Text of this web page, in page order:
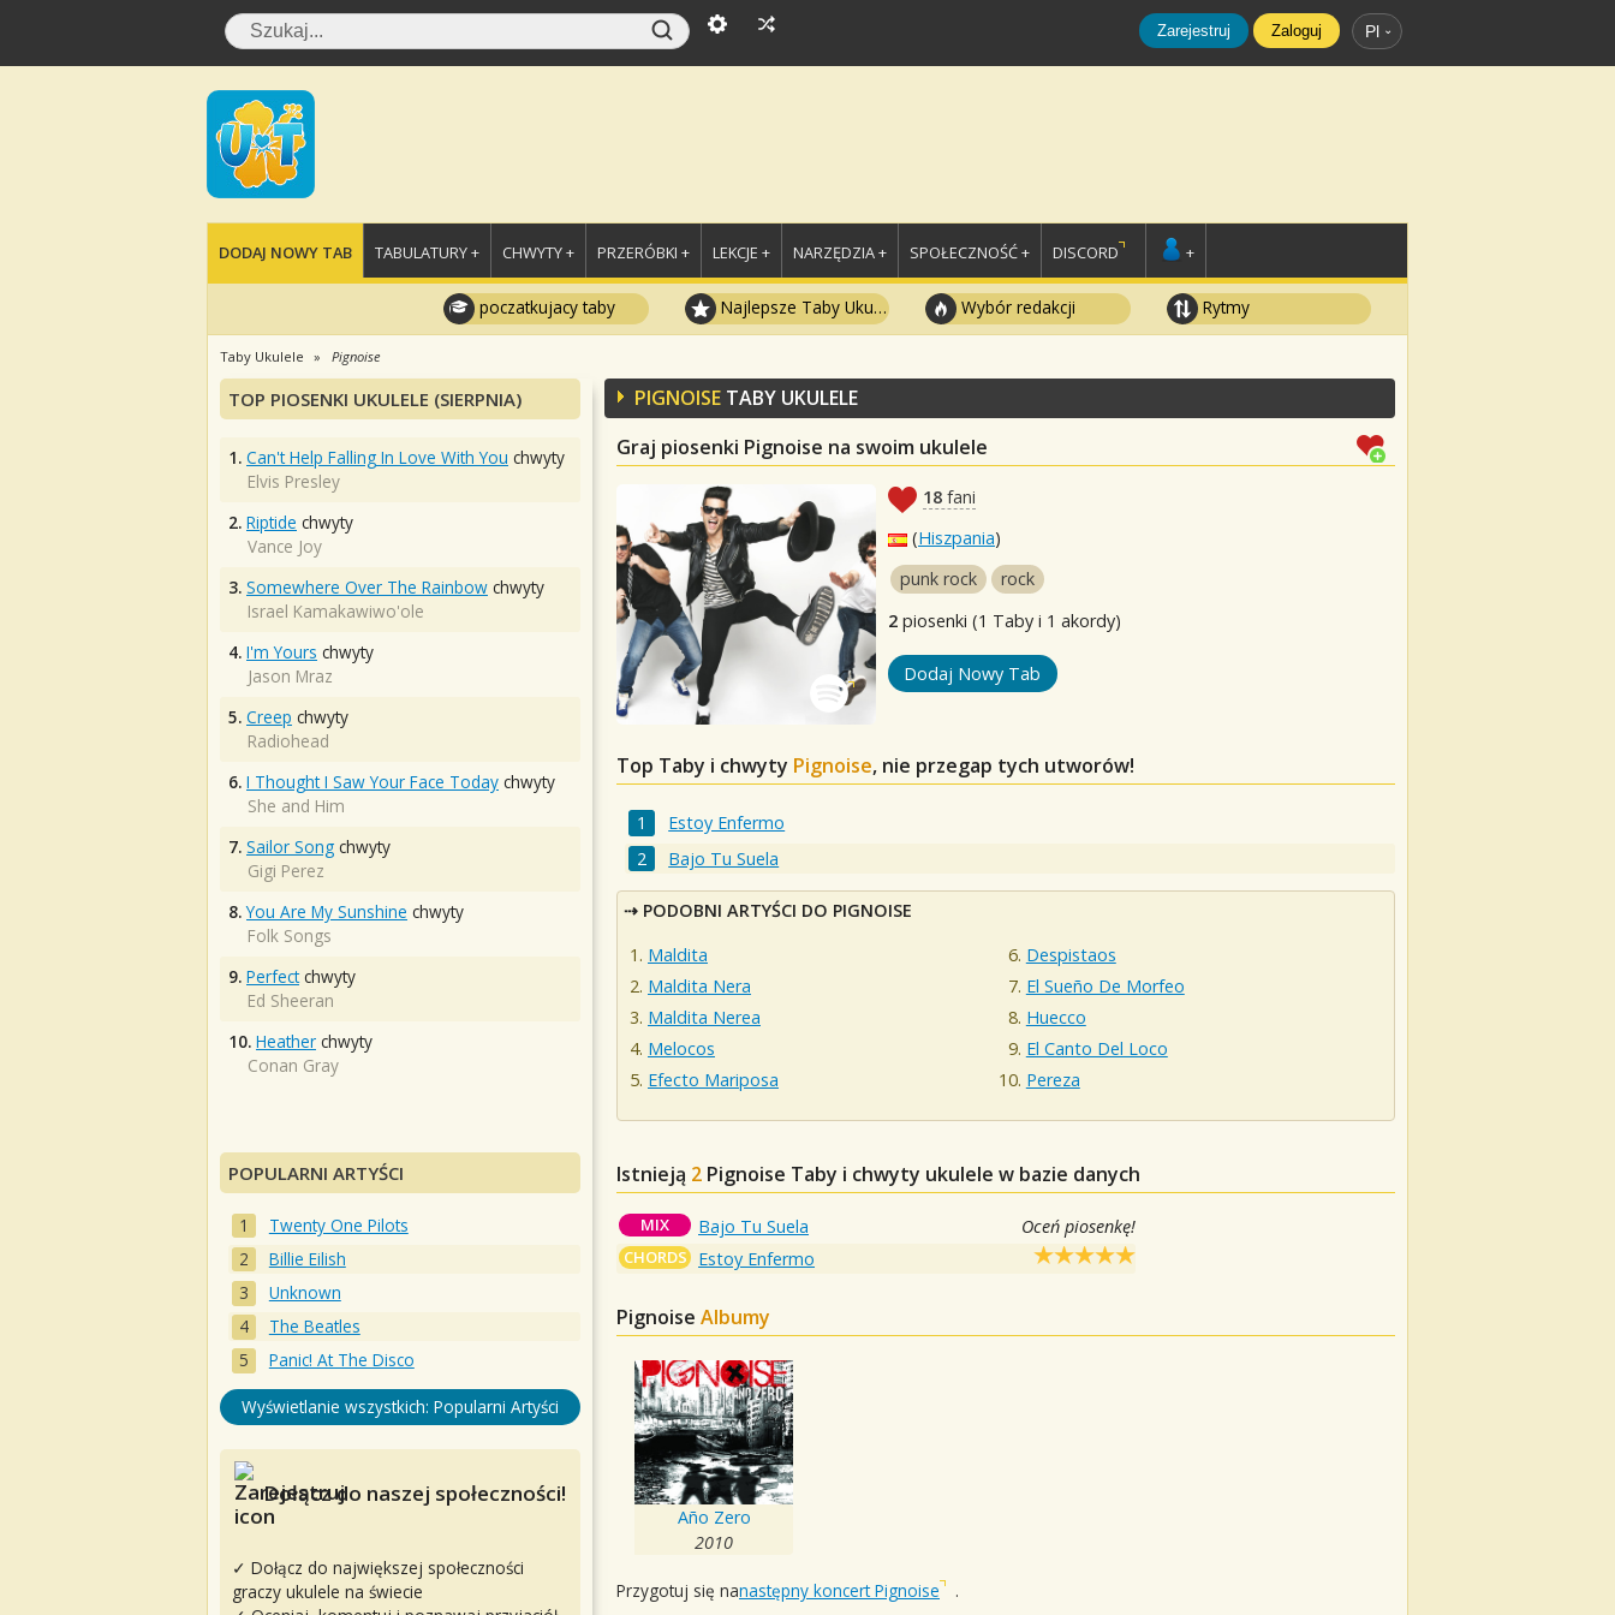
Zarejestruj Zaloguj Pl
DODAJ NOWY TAB TABULATURY + CHWYTY + PRZERÓBKI + LEKCJE + NARZĘDZIA + SPOŁECZNOŚĆ + DISCORD +
poczatkujacy taby Najlepsze Taby Ukulele Wybór redakcji Rytmy
Taby Ukulele Pignoise
PIGNOISE TABY UKULELE
Graj piosenki Pignoise na swoim ukulele
18 fani
(Hiszpania)
punk rock
rock
2 piosenki (1 Taby i 1 akordy)
Dodaj Nowy Tab
Top Taby i chwyty Pignoise, nie przegap tych utworów!
Estoy Enfermo
Bajo Tu Suela
PODOBNI ARTYŚCI DO PIGNOISE
Maldita
Maldita Nera
Maldita Nerea
Melocos
Efecto Mariposa
Despistaos
El Sueño De Morfeo
Huecco
El Canto Del Loco
Pereza
Istnieją 2 Pignoise Taby i chwyty ukulele w bazie danych
MIX Bajo Tu Suela Oceń piosenkę!
CHORDS Estoy Enfermo
Pignoise Albumy
Año Zero
2010
Przygotuj się nanastępny koncert Pignoise .
TOP PIOSENKI UKULELE (SIERPNIA)
1. Can't Help Falling In Love With You chwyty
Elvis Presley
2. Riptide chwyty
Vance Joy
3. Somewhere Over The Rainbow chwyty
Israel Kamakawiwo'ole
4. I'm Yours chwyty
Jason Mraz
5. Creep chwyty
Radiohead
6. I Thought I Saw Your Face Today chwyty
She and Him
7. Sailor Song chwyty
Gigi Perez
8. You Are My Sunshine chwyty
Folk Songs
9. Perfectchwyty
Ed Sheeran
10. Heather chwyty
Conan Gray
POPULARNI ARTYŚCI
Twenty One Pilots
Billie Eilish
Unknown
The Beatles
Panic! At The Disco
Wyświetlanie wszystkich: Popularni Artyści
Dołącz do naszej społeczności!
✓ Dołącz do największej społeczności
graczy ukulele na świecie